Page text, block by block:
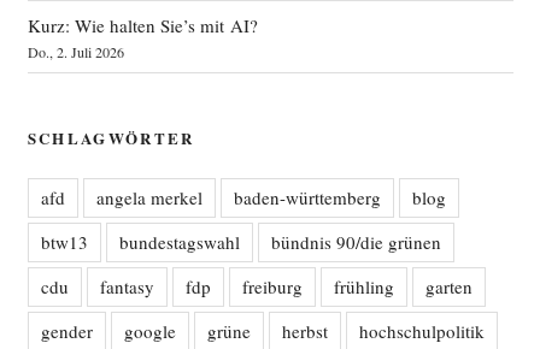
Kurz: Wie halten Sie’s mit AI?
Do., 2. Juli 2026
SCHLAGWÖRTER
afd angela merkel baden-württemberg
blog
btw13
bundestagswahl
bündnis 90/die grünen
cdu
fantasy fdp freiburg frühling
garten
gender
google grüne herbst hochschulpolitik